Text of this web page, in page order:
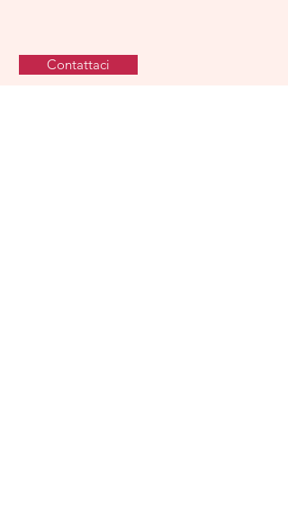
Contattaci